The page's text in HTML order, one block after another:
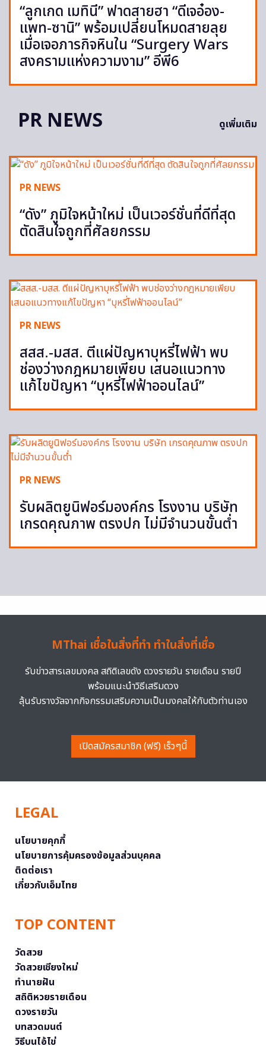
“ลูกเกด เมทินี” ฟาดสายฮา “ดีเจอ๋อง-
แพท-ซานิ” พร้อมเปลี่ยนโหมดสายลุย
เมื่อเจอภารกิจหินใน “Surgery Wars
สงครามแห่งความงาม” อีพี6
PR NEWS ดูเพิ่มเติม
PR NEWS
“ดัง” ภูมิใจหน้าใหม่ เป็นเวอร์ชั่นที่ดีที่สุด
ตัดสินใจถูกที่ศัลยกรรม
PR NEWS
สสส.-มสส. ตีแผ่ปัญหาบุหรี่ไฟฟ้า พบ
ช่องว่างกฎหมายเพียบ เสนอแนวทาง
แก้ไขปัญหา “บุหรี่ไฟฟ้าออนไลน์”
PR NEWS
รับผลิตยูนิฟอร์มองค์กร โรงงาน บริษัท
เกรดคุณภาพ ตรงปก ไม่มีจำนวนขั้นต่ำ
MThai เชื่อในสิ่งที่ทำ ทำในสิ่งที่เชื่อ
รับข่าวสารเลขมงคล สถิติเลขดัง ดวงรายวัน รายเดือน รายปี
พร้อมแนะนำวิธีเสริมดวง
ลุ้นรับรางวัลจากกิจกรรมเสริมความเป็นมงคลให้กับตัวท่านเอง
เปิดสมัครสมาชิก (ฟรี) เร็วๆนี้
LEGAL
นโยบายคุกกี้
นโยบายการคุ้มครองข้อมูลส่วนบุคคล
ติดต่อเรา
เกี่ยวกับเอ็มไทย
TOP CONTENT
วัดสวย
วัดสวยเชียงใหม่
ทำนายฝัน
สถิติหวยรายเดือน
ดวงรายวัน
บทสวดมนต์
วิธีบนไอ้ไข่